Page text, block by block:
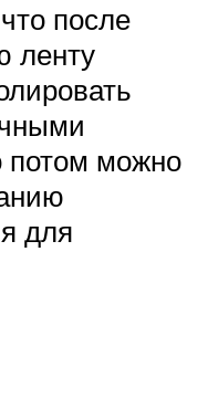
после
ленту
потом можно
для